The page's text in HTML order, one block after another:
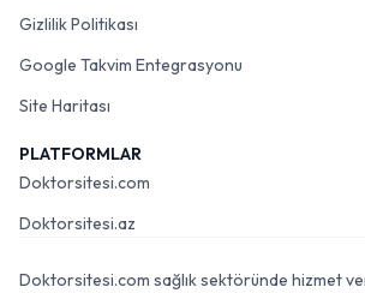
Gizlilik Politikası
Google Takvim Entegrasyonu
Site Haritası
PLATFORMLAR
Doktorsitesi.com
Doktorsitesi.az
Doktorsitesi.com sağlık sektöründe hizmet